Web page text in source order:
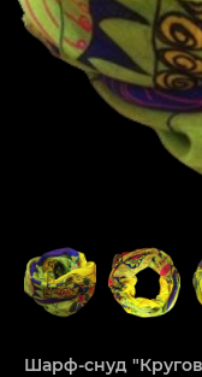
Шарф-снуд